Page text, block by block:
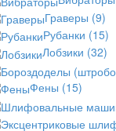
Граверы (9)
Рубанки (15)
Лобзики (32)
Фены (15)